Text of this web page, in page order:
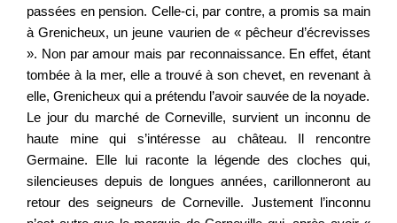
passées en pension. Celle-ci, par contre, a promis sa main
à Grenicheux, un jeune vaurien de « pêcheur d’écrevisses
». Non par amour mais par reconnaissance. En effet, étant
tombée à la mer, elle a trouvé à son chevet, en revenant à
elle, Grenicheux qui a prétendu l’avoir sauvée de la noyade.
Le jour du marché de Corneville, survient un inconnu de
haute mine qui s’intéresse au château. Il rencontre
Germaine. Elle lui raconte la légende des cloches qui,
silencieuses depuis de longues années, carillonneront au
retour des seigneurs de Corneville. Justement l’inconnu